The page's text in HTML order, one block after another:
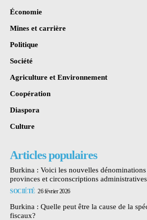
Économie
Mines et carrière
Politique
Société
Agriculture et Environnement
Coopération
Diaspora
Culture
Articles populaires
Burkina : Voici les nouvelles dénominations
provinces et circonscriptions administratives
SOCIÉTÉ 26 février 2026
Burkina : Quelle peut être la cause de la
fiscaux?